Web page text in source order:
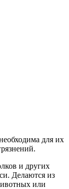
для их
и других
Делаются из
или